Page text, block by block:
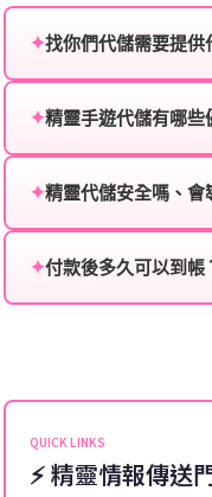
✦找你們代儲需要提供
服：
角色名稱：您遊戲中
等級：角色的當前等
✦精靈手遊代儲有哪些
贈送、大額儲值優
✦精靈代儲安全嗎、會
單，不使用外掛程
✦付款後多久可以到帳
可直接聯絡客服查
QUICK LINKS
⚡ 精靈情報傳送